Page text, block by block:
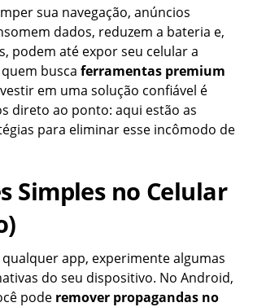
sua navegação, anúncios
dados, reduzem a bateria e,
podem até expor seu celular a
busca ferramentas premium
em uma solução confiável é
direto ao ponto: aqui estão as
para eliminar esse incômodo de
Simples no Celular
app, experimente algumas
do seu dispositivo. No Android,
pode remover propagandas no